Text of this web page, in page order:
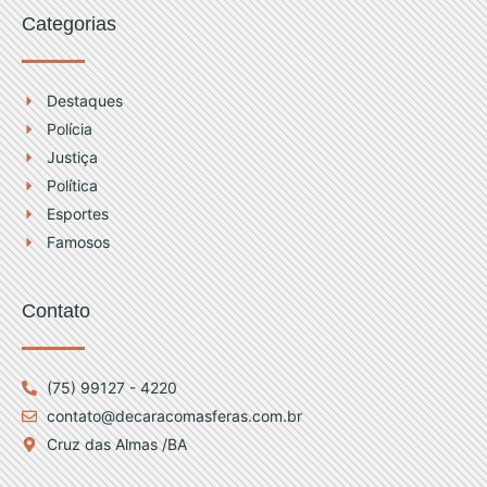
Categorias
Destaques
Polícia
Justiça
Política
Esportes
Famosos
Contato
(75) 99127 - 4220
contato@decaracomasferas.com.br
Cruz das Almas /BA